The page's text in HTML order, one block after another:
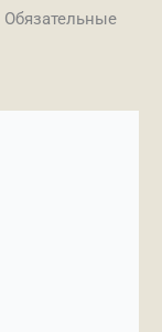
Обязательные